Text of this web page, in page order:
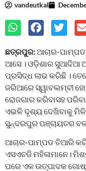
vandeutkal
ଛତ୍ରପୁର:ଆଚାର-
ଆସେ । ଓଡ଼ିଶାର ସୁଆଦିଆ
ପ୍ରସିଦ୍ଧ ଲାଭ କରିଛି ।
ଜରିଆରେ ସ୍ୱାବଲମ୍ବୀ
ରୋଜଗାର କରିବାସହ
ଏଭଳି ଦୃଶ୍ୟ ଦେଖିବାକୁ
ସୁନ୍ଦରପୁର ପଞ୍ଚାୟତର
ଆଚାର-ପାମ୍ପଡ ତିଆରି
ଏସଏଚଜି ମହିଳାମାନେ।
ପରେ ଏକ ଉତ୍ପାଦକ